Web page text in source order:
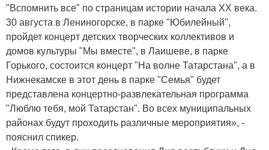
"Вспомнить все" по страницам истории начала ХХ века.
30 августа в Лениногорске, в парке "Юбилейный",
пройдет концерт детских творческих коллективов и
домов культуры "Мы вместе", в Лаишеве, в парке
Горького, состоится концерт "На волне Татарстана", а в
Нижнекамске в этот день в парке "Семья" будет
представлена концертно-развлекательная программа
"Люблю тебя, мой Татарстан". Во всех муниципальных
районах будут проходить различные мероприятия», -
пояснил спикер.